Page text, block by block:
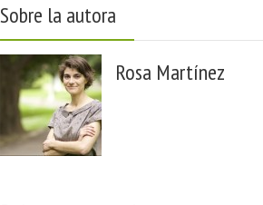
Sobre la autora
Rosa Martínez